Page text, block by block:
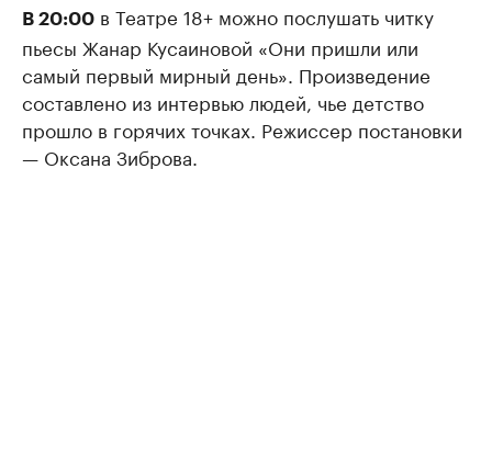
В 20:00 в Театре 18+ можно послушать читку
пьесы Жанар Кусаиновой «Они пришли или
самый первый мирный день». Произведение
составлено из интервью людей, чье детство
прошло в горячих точках. Режиссер постановки
— Оксана Зиброва.